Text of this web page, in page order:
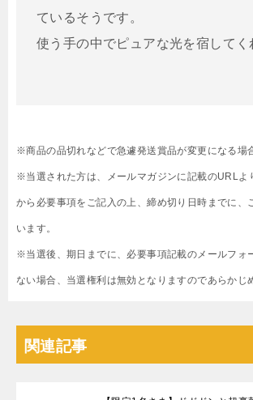
ているそうです。
使う手の中でピュアな光を宿してく
※商品の品切れなどで急遽発送賞品が変更になる場
※当選された方は、メールマガジンに記載のURLよ
から必要事項をご記入の上、締め切り日時までに、
います。
※当選後、期日までに、必要事項記載のメールフォ
ない場合、当選権利は無効となりますのであらかじ
関連記事